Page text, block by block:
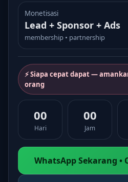
Monetisasi
Lead + Sponsor + Ads
membership • partnership
⚡ Siapa cepat dapat —
orang
00
Hari
00
Jam
WhatsApp Sekarang •